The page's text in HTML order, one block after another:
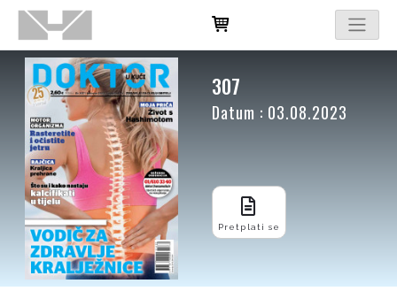
307
Datum : 03.08.2023
Pretplati se